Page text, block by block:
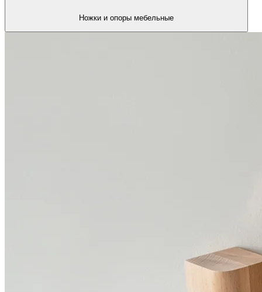
Ножки и опоры мебельные